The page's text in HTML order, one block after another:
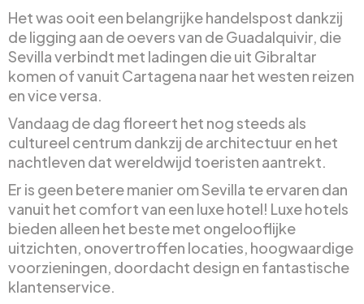
Het was ooit een belangrijke handelspost dankzij
de ligging aan de oevers van de Guadalquivir, die
Sevilla verbindt met ladingen die uit Gibraltar
komen of vanuit Cartagena naar het westen reizen
en vice versa.
Vandaag de dag floreert het nog steeds als
cultureel centrum dankzij de architectuur en het
nachtleven dat wereldwijd toeristen aantrekt.
Er is geen betere manier om Sevilla te ervaren dan
vanuit het comfort van een luxe hotel! Luxe hotels
bieden alleen het beste met ongelooflijke
uitzichten, onovertroffen locaties, hoogwaardige
voorzieningen, doordacht design en fantastische
klantenservice.